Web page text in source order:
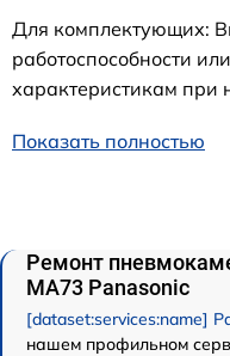
Для комплектующих:
работоспособности
характеристикам при
Показать полностью
Ремонт
MA73 Panasonic
[dataset:services:name]
нашем профильном